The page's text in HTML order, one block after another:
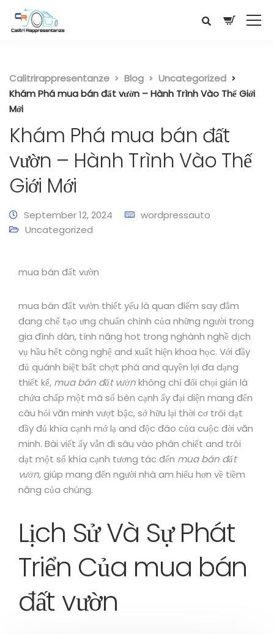
Calitrirappresentanze Blog
Uncategorized
Khám Phá mua bán đất vườn – Hành Trình Vào Thế Giới
Mới
Khám Phá mua bán đất
vườn – Hành Trình Vào Thế
Giới Mới
September 12, 2024
wordpressauto
Uncategorized
mua bán đất vườn
mua bán đất vườn thiết yếu là quan điểm say đắm
đang chế tạo ưng chuẩn chỉnh của những người trong
gia đình dân, tính năng hot trong nghành nghề dịch
vụ hầu hết công nghệ and xuất hiện khoa học. Với đầy
đủ quánh biệt bất chợt phá and quyền lợi đa dạng
thiết kế, mua bán đất vườnkhông chỉ đối chọi giản là
chứa chấp một mã số bên cạnh ấy đại diện mang đến
câu hỏi văn minh vượt bậc, sở hữu lại thời cơ trôi dạt
đầy đủ khía cạnh mớ lạ and độc đáo của cuộc đời văn
minh. Bài viết ấy vẫn đi sâu vào phân chiết and trôi
dạt một số khía cạnh tương tác đến mua bán đất
vườn, giúp mang đến người nhà am hiểu hơn về tiềm
năng của chúng.
Lịch Sử Và Sự Phát
Triển Của mua bán
đất vườn